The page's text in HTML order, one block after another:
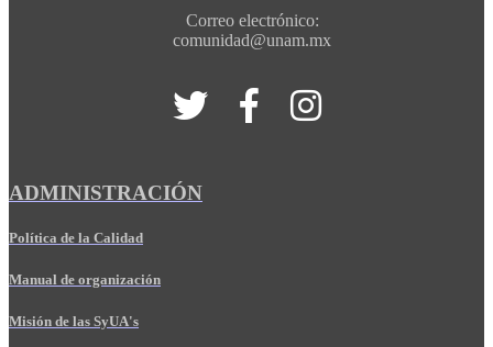
Correo electrónico:
comunidad@unam.mx
ADMINISTRACIÓN
Política de la Calidad
Manual de organización
Misión de las SyUA's